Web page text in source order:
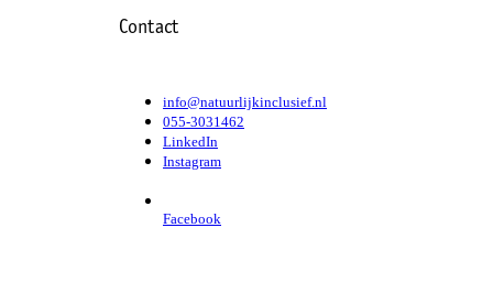
Contact
info@natuurlijkinclusief.nl
055-3031462
LinkedIn
Instagram
Facebook